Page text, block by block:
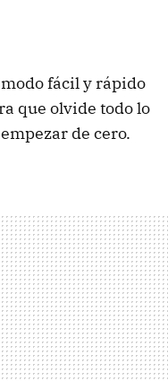
fácil y rápido
que olvide todo lo
de cero.